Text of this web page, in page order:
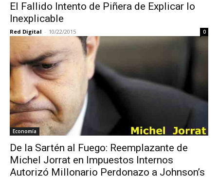
El Fallido Intento de Piñera de Explicar lo
Inexplicable
Red Digital - 10/22/2015 0
Economía
De la Sartén al Fuego: Reemplazante de
Michel Jorrat en Impuestos Internos
Autorizó Millonario Perdonazo a Johnson’s